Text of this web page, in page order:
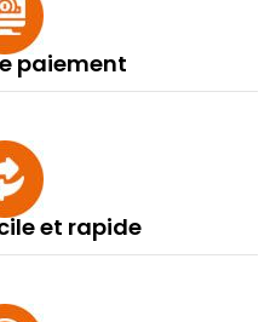
paiement
et rapide